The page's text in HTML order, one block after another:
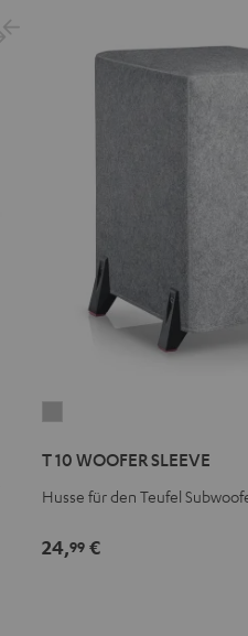
WOOFER
SLEEVE
T 10 WOOFER SLEEVE
Husse für den Teufel
24,99 €